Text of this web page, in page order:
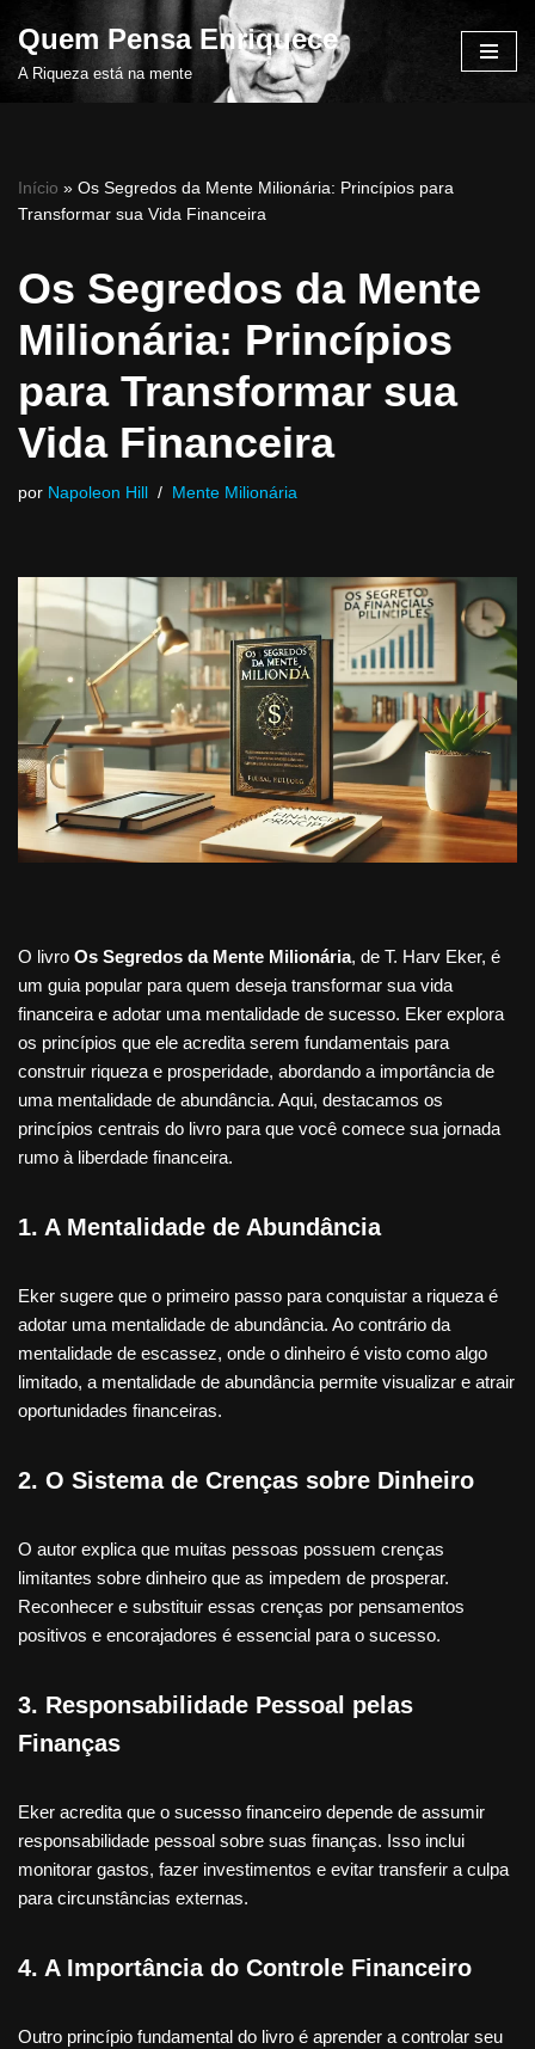
Pular
Quem Pensa Enriquece
A Riqueza está na mente
Início » Os Segredos da Mente Milionária: Princípios para
Transformar sua Vida Financeira
Os Segredos da Mente
Milionária: Princípios
para Transformar sua
Vida Financeira
por Napoleon Hill Mente Milionária
O livro Os Segredos da Mente Milionária, de T. Harv Eker, é
um guia popular para quem deseja transformar sua vida
financeira e adotar uma mentalidade de sucesso. Eker explora
os princípios que ele acredita serem fundamentais para
construir riqueza e prosperidade, abordando a importância de
uma mentalidade de abundância. Aqui, destacamos os
princípios centrais do livro para que você comece sua jornada
rumo à liberdade financeira.
1. A Mentalidade de Abundância
Eker sugere que o primeiro passo para conquistar a riqueza é
adotar uma mentalidade de abundância. Ao contrário da
mentalidade de escassez, onde o dinheiro é visto como algo
limitado, a mentalidade de abundância permite visualizar e atrair
oportunidades financeiras.
2. O Sistema de Crenças sobre Dinheiro
O autor explica que muitas pessoas possuem crenças
limitantes sobre dinheiro que as impedem de prosperar.
Reconhecer e substituir essas crenças por pensamentos
positivos e encorajadores é essencial para o sucesso.
3. Responsabilidade Pessoal pelas
Finanças
Eker acredita que o sucesso financeiro depende de assumir
responsabilidade pessoal sobre suas finanças. Isso inclui
monitorar gastos, fazer investimentos e evitar transferir a culpa
para circunstâncias externas.
4. A Importância do Controle Financeiro
Outro princípio fundamental do livro é aprender a controlar seu